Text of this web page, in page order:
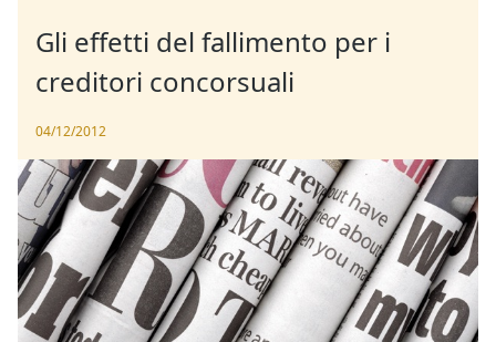
Gli effetti del fallimento per i
creditori concorsuali
04/12/2012